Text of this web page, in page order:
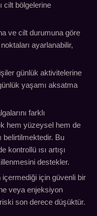
cilt bölgelerine
ve cilt durumuna göre
ayarlanabilir,
günlük aktivitelerine
yaşamı aksatma
farklı
hem yüzeysel hem de
belirtilmektedir. Bu
kontrollü ısı artışı
destekler.
için güvenli bir
veya enjeksiyon
son derece düşüktür.